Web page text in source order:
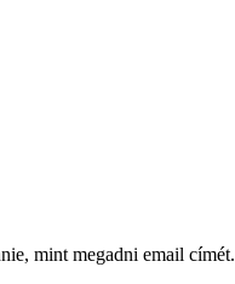
mint megadni email címét.